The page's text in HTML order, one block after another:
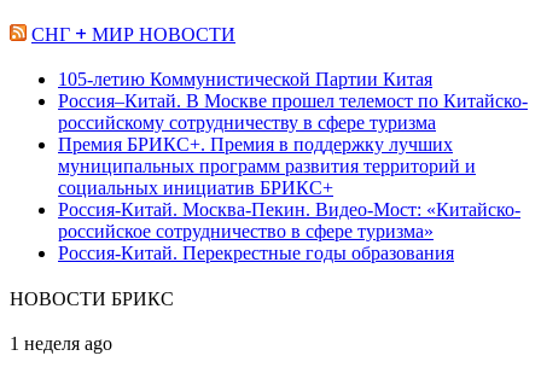
СНГ + МИР НОВОСТИ
105-летию Коммунистической Партии Китая
Россия–Китай. В Москве прошел телемост по Китайско-
российскому сотрудничеству в сфере туризма
Премия БРИКС+. Премия в поддержку лучших
муниципальных программ развития территорий и
социальных инициатив БРИКС+
Россия-Китай. Москва-Пекин. Видео-Мост: «Китайско-
российское сотрудничество в сфере туризма»
Россия-Китай. Перекрестные годы образования
НОВОСТИ БРИКС
Премия
1 неделя ago